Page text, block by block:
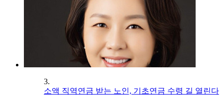
3.
소액 직역연금 받는 노인, 기초연금 수령 길 열린다